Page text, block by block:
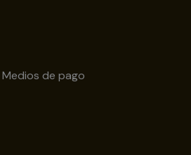
Medios de pago